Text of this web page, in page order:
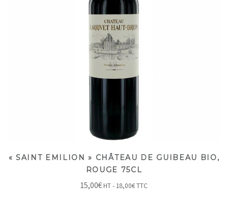
« SAINT EMILION » CHÂTEAU DE GUIBEAU BIO,
ROUGE 75CL
15,00€ HT - 18,00€TTC